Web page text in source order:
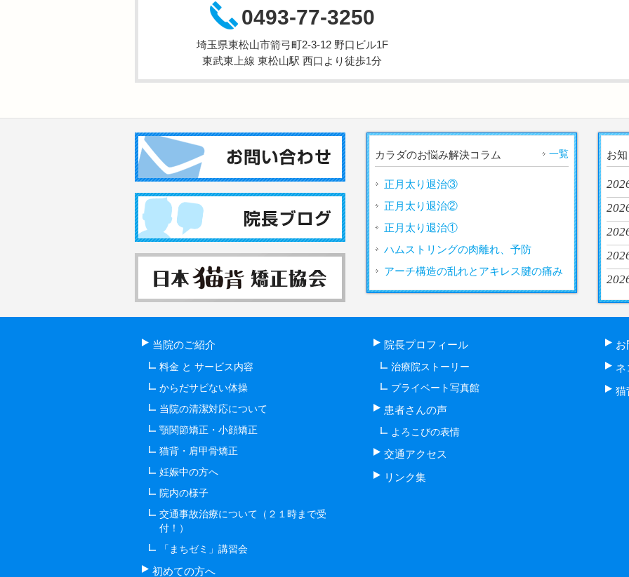
0493-77-3250
埼玉県東松山市箭弓町2-3-12 野口ビル1F
東武東上線 東松山駅 西口より徒歩1分
カラダのお悩み解決コラム 一覧
正月太り退治③
正月太り退治②
正月太り退治①
ハムストリングの肉離れ、予防
アーチ構造の乱れとアキレス腱の痛み
お
当院のご紹介
料金 と サービス内容
からだサビない体操
当院の清潔対応について
顎関節矯正・小顔矯正
猫背・肩甲骨矯正
妊娠中の方へ
院内の様子
交通事故治療について（２１時まで受
付！）
「まちゼミ」講習会
初めての方へ
院長プロフィール
治療院ストーリー
プライベート写真館
患者さんの声
よろこびの表情
交通アクセス
リンク集
お
ネ
猫